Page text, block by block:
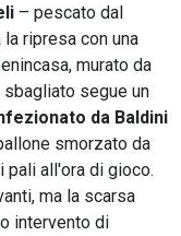
– pescato dal
ripresa con una
murato da
segue un
da Baldini
smorzato da
pali all'ora di gioco.
ma la scarsa
intervento di